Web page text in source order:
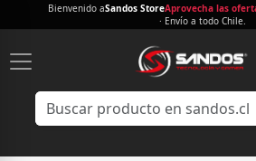
Bienvenido aSandos StoreAprovecha las
· Envío a todo Chile.